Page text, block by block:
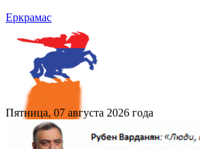
Еркрамас
Пятница, 07 августа 2026 года